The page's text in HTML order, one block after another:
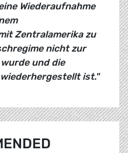
Wiederaufnahme
Zentralamerika zu
nicht zur
und die
ist."